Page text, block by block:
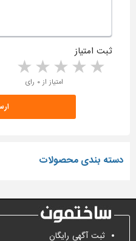
ثبت امتیاز
4 stars 3 stars 2 stars 1 star امتیاز از ۰ رای
دسته بندی محصولات
ثبت آگهی رایگان